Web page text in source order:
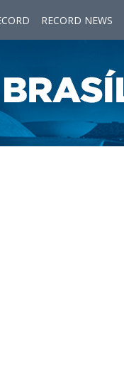
RECORD NEWS